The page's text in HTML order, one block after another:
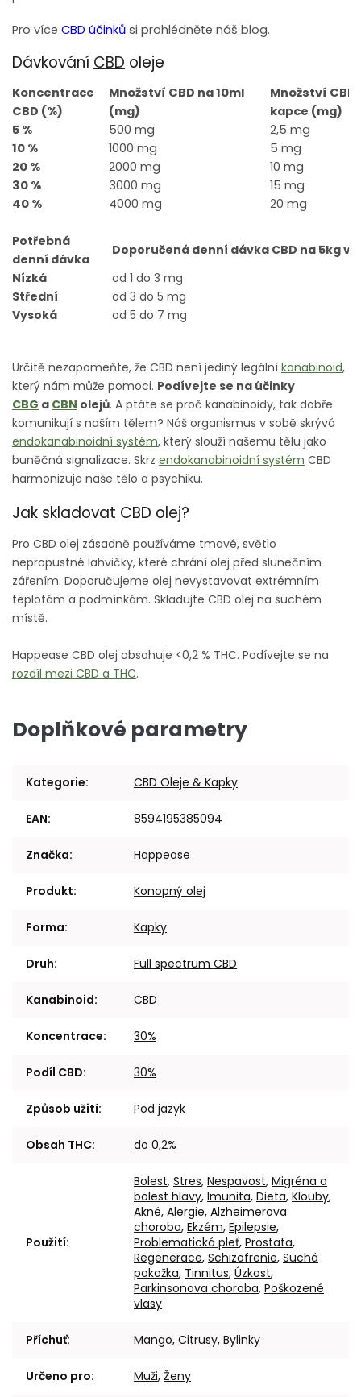
Pro více CBD účinků si prohlédněte náš blog.
Dávkování CBD oleje
Koncentrace
CBD (%)
Množství CBD na 10ml
(mg)
Množství CBD
kapce (mg)
5 %
500 mg
2,5 mg
10 %
1000 mg
5 mg
20 %
2000 mg
10 mg
30 %
3000 mg
15 mg
40 %
4000 mg 20 mg
Potřebná
denní dávka
Doporučená denní dávka CBD na 5kg
Nízká
od 1 do 3 mg
Střední
od 3 do 5 mg
Vysoká
od 5 do 7 mg
Určitě nezapomeňte, že CBD není jediný legální kanabinoid,
který nám může pomoci. Podívejte se na účinky
CBG a CBN olejů. A ptáte se proč kanabinoidy, tak dobře
komunikují s naším tělem? Náš organismus v sobě skrývá
endokanabinoidní systém, který slouží našemu tělu jako
buněčná signalizace. Skrz endokanabinoidní systém CBD
harmonizuje naše tělo a psychiku.
Jak skladovat CBD olej?
Pro CBD olej zásadně používáme tmavé, světlo
nepropustné lahvičky, které chrání olej před slunečním
zářením. Doporučujeme olej nevystavovat extrémním
teplotám a podmínkám. Skladujte CBD olej na suchém
místě.
Happease CBD olej obsahuje <0,2 % THC. Podívejte se na
rozdíl mezi CBD a THC.
Doplňkové parametry
Kategorie: CBD Oleje & Kapky
EAN: 8594195385094
Značka: Happease
Produkt: Konopný olej
Forma: Kapky
Druh: Full spectrum CBD
Kanabinoid: CBD
Koncentrace: 30%
Podíl CBD: 30%
Způsob užití: Pod jazyk
Obsah THC: do 0,2%
Použití:
Bolest, Stres, Nespavost, Migréna a
bolest hlavy, Imunita, Dieta, Klouby,
Akné, Alergie, Alzheimerova
choroba, Ekzém, Epilepsie,
Problematická pleť, Prostata,
Regenerace, Schizofrenie, Suchá
pokožka, Tinnitus, Úzkost,
Parkinsonova choroba, Poškozené
vlasy
Příchuť: Mango, Citrusy, Bylinky
Určeno pro: Muži, Ženy